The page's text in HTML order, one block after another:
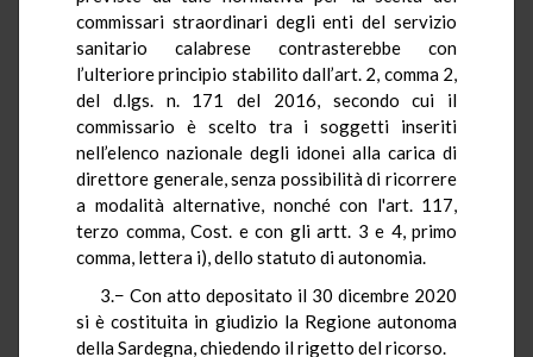
commissari straordinari degli enti del servizio
sanitario calabrese contrasterebbe con
l’ulteriore principio stabilito dall’art. 2, comma 2,
del d.lgs. n. 171 del 2016, secondo cui il
commissario è scelto tra i soggetti inseriti
nell’elenco nazionale degli idonei alla carica di
direttore generale, senza possibilità di ricorrere
a modalità alternative, nonché con l'art. 117,
terzo comma, Cost. e con gli artt. 3 e 4, primo
comma, lettera i), dello statuto di autonomia.
3.− Con atto depositato il 30 dicembre 2020
si è costituita in giudizio la Regione autonoma
della Sardegna, chiedendo il rigetto del ricorso.